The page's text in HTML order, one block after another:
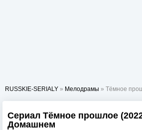
RUSSKIE-SERIALY » Мелодрамы » Тёмное
Сериал Тёмное прошлое
Домашнем